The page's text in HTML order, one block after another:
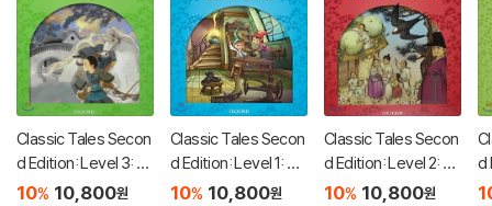
Classic Tales Secon
d Edition: Level 3: M
ulan Audio Pack
10% 10,800원
Classic Tales Secon
d Edition: Level 1: Th
e Shoemaker and th
10% 10,800원
Classic Tales Secon
d Edition: Level 2: Th
e Two Brothers and
10% 10,800원
d